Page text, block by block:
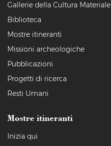
Gallerie della Cultura Materiale
Biblioteca
Mostre itineranti
Missioni archeologiche
Pubblicazioni
Progetti di ricerca
Resti Umani
Mostre itineranti
Inizia qui